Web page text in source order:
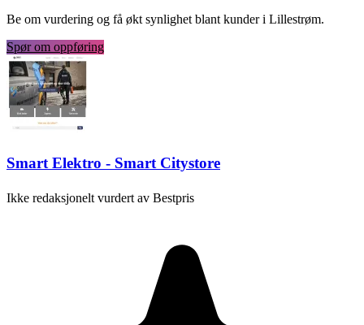
Be om vurdering og få økt synlighet blant kunder i Lillestrøm.
Spør om oppføring
Smart Elektro - Smart Citystore
Ikke redaksjonelt vurdert av Bestpris